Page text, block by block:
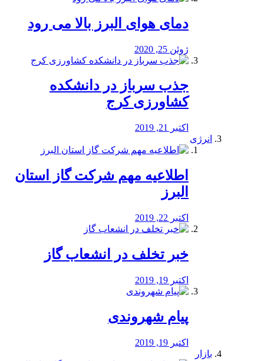
دمای هوای البرز بالا می رود
ژوئن 25, 2020
جذب سرباز در دانشکده
کشاورزی کرج
اکتبر 21, 2019
انرژی
️اطلاعیه مهم شرکت گاز استان
البرز
اکتبر 22, 2019
خبر تخلف در انشعاب گاز
اکتبر 19, 2019
پیام شهروندی
اکتبر 19, 2019
بازار